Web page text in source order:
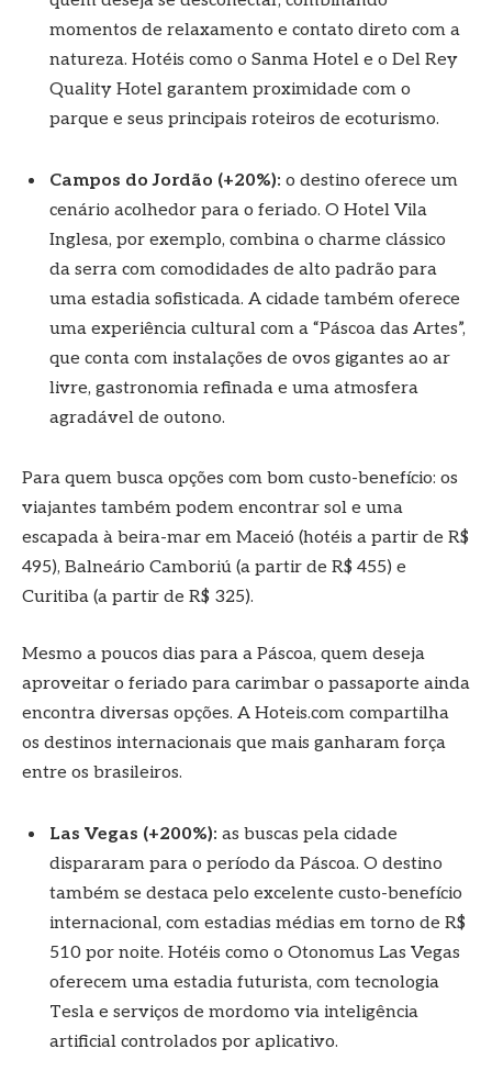
momentos de relaxamento e contato direto com a
natureza. Hotéis como o Sanma Hotel e o Del Rey
Quality Hotel garantem proximidade com o
parque e seus principais roteiros de ecoturismo.
Campos do Jordão (+20%): o destino oferece um
cenário acolhedor para o feriado. O Hotel Vila
Inglesa, por exemplo, combina o charme clássico
da serra com comodidades de alto padrão para
uma estadia sofisticada. A cidade também oferece
uma experiência cultural com a “Páscoa das Artes”,
que conta com instalações de ovos gigantes ao ar
livre, gastronomia refinada e uma atmosfera
agradável de outono.
Para quem busca opções com bom custo-benefício: os
viajantes também podem encontrar sol e uma
escapada à beira-mar em Maceió (hotéis a partir de R$
495), Balneário Camboriú (a partir de R$ 455) e
Curitiba (a partir de R$ 325).
Mesmo a poucos dias para a Páscoa, quem deseja
aproveitar o feriado para carimbar o passaporte ainda
encontra diversas opções. A Hoteis.com compartilha
os destinos internacionais que mais ganharam força
entre os brasileiros.
Las Vegas (+200%): as buscas pela cidade
dispararam para o período da Páscoa. O destino
também se destaca pelo excelente custo-benefício
internacional, com estadias médias em torno de R$
510 por noite. Hotéis como o Otonomus Las Vegas
oferecem uma estadia futurista, com tecnologia
Tesla e serviços de mordomo via inteligência
artificial controlados por aplicativo.